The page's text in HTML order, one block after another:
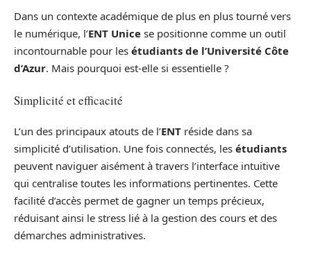
Dans un contexte académique de plus en plus tourné vers
le numérique, l’ENT Unice se positionne comme un outil
incontournable pour les étudiants de l’Université Côte
d’Azur. Mais pourquoi est-elle si essentielle ?
Simplicité et efficacité
L’un des principaux atouts de l’ENT réside dans sa
simplicité d’utilisation. Une fois connectés, les étudiants
peuvent naviguer aisément à travers l’interface intuitive
qui centralise toutes les informations pertinentes. Cette
facilité d’accès permet de gagner un temps précieux,
réduisant ainsi le stress lié à la gestion des cours et des
démarches administratives.